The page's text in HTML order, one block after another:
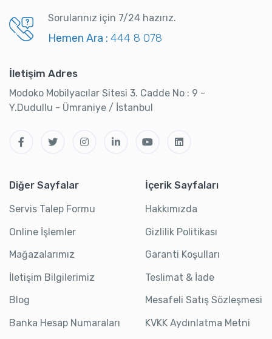
Sorularınız için 7/24 hazırız.
Hemen Ara : 444 8 078
İletişim Adres
Modoko Mobilyacılar Sitesi 3. Cadde No : 9 -
Y.Dudullu - Ümraniye / İstanbul
Diğer Sayfalar
Servis Talep Formu
Online İşlemler
Mağazalarımız
İletişim Bilgilerimiz
Blog
Banka Hesap Numaraları
İçerik Sayfaları
Hakkımızda
Gizlilik Politikası
Garanti Koşulları
Teslimat & İade
Mesafeli Satış Sözleşmesi
KVKK Aydınlatma Metni